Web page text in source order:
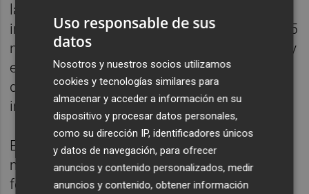
la que implica a los jóvenes, recién
incorporados al recuento (los menores de 15
nunca habían superado las 14 defunciones y
el año pasado fueron 22). En la última etapa
de la vida es más difícil construir sentido,
imaginar futuro, ¿en la primera también?
Escucho a los chavales quejarse de lo
mucho que los rompe el mandato de ser
feliz “ahora que puedes”. Eso no se cuela en
Uso responsable de sus
datos
Nosotros y nuestros socios utilizamos
cookies y tecnologías similares para
almacenar y acceder a información en su
dispositivo y procesar datos personales,
como su dirección IP, identificadores únicos
y datos de navegación, para ofrecer
anuncios y contenido personalizados, medir
anuncios y contenido, obtener información